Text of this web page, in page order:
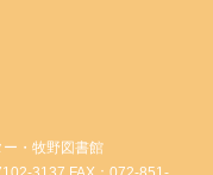
・牧野図書館